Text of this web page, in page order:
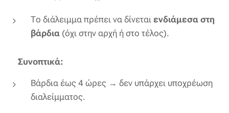
Το διάλειμμα πρέπει να δίνεται ενδιάμεσα στη
βάρδια (όχι στην αρχή ή στο τέλος).
Συνοπτικά:
Βάρδια έως 4 ώρες → δεν υπάρχει υποχρέωση
διαλείμματος.